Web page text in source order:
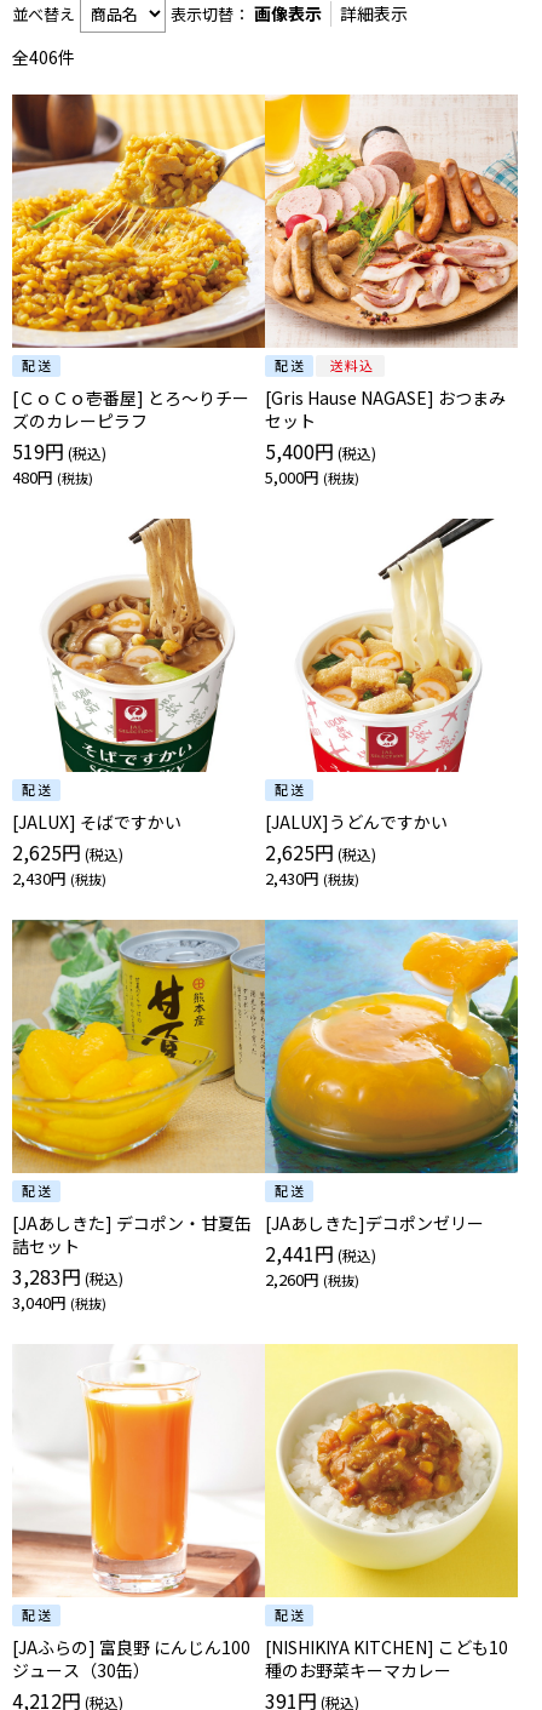
乾物・調味料
並べ替え 表示切替： 画像表示
詳細表示
全406件
[ＣｏＣｏ壱番屋] とろ～りチー
ズのカレーピラフ
519円
480円
[Gris Hause NAGASE] おつまみ
セット
5,400円
5,000円
[JALUX] そばですかい
2,625円
2,430円
[JALUX]うどんですかい
2,625円
2,430円
[JAあしきた] デコポン・甘夏缶
詰セット
3,283円
3,040円
[JAあしきた]デコポンゼリー
2,441円
2,260円
[JAふらの] 富良野 にんじん100
ジュース（30缶）
4,212円
[NISHIKIYA KITCHEN] こども10
種のお野菜キーマカレー
391円